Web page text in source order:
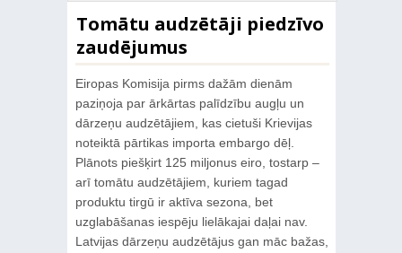
Tomātu audzētāji piedzīvo
zaudējumus
Eiropas Komisija pirms dažām dienām
paziņoja par ārkārtas palīdzību augļu un
dārzeņu audzētājiem, kas cietuši Krievijas
noteiktā pārtikas importa embargo dēļ.
Plānots piešķirt 125 miljonus eiro, tostarp –
arī tomātu audzētājiem, kuriem tagad
produktu tirgū ir aktīva sezona, bet
uzglabāšanas iespēju lielākajai daļai nav.
Latvijas dārzeņu audzētājus gan māc bažas,